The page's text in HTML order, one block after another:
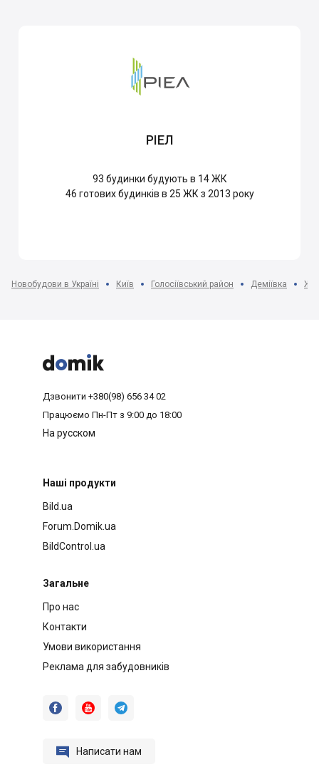
РІЕЛ
93 будинки будують в 14 ЖК
46 готових будинків в 25 ЖК з 2013 року
Новобудови в Україні Київ Голосіївський район Деміївка ЖК



Дзвонити +380(98) 656 34 02
Працюємо Пн-Пт з 9:00 до 18:00
На русском
Наші продукти
Bild.ua
Forum.Domik.ua
BildControl.ua
Загальне
Про нас
Контакти
Умови використання
Реклама для забудовників
  
 Написати нам